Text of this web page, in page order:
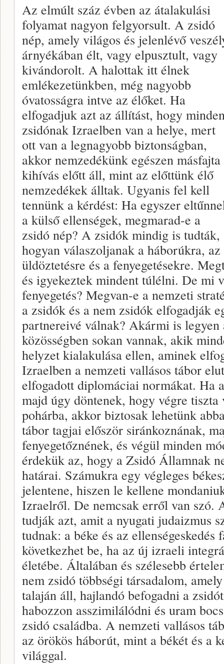
Az elmúlt száz évben az átalakulási
folyamat nagyon felgyorsult. A zsidó
nép, amely világos és jelenlévő
árnyékában élt, vagy elpusztult, vagy
kivándorolt. A halottak itt élnek
emlékezetünkben, még nagyobb
óvatosságra intve az élőket. Ha
elfogadjuk azt az állítást, hogy
zsidónak Izraelben van a helye, mert
ott van a legnagyobb biztonságban,
akkor nemzedékünk egészen másfajta
kihívás előtt áll, mint az előttünk élő
nemzedékek álltak. Ugyanis fel kell
tennünk a kérdést: Ha egyszer
a külső ellenségek, megmarad-e a
zsidó nép? A zsidók mindig is tudták,
hogyan válaszoljanak a háborúkra, az
üldöztetésre és a fenyegetésekre.
és igyekeztek mindent túlélni. De mi
fenyegetés? Megvan-e a nemzeti
a zsidók és a nem zsidók elfogadják
partnereivé válnak? Akármi is legyen
közösségben sokan vannak, akik
helyzet kialakulása ellen, aminek
Izraelben a nemzeti vallásos tábor
elfogadott diplomáciai normákat. Ha
majd úgy döntenek, hogy végre
pohárba, akkor biztosak lehetünk
tábor tagjai először siránkoznának,
fenyegetőznének, és végül minden
érdekük az, hogy a Zsidó Államnak
határai. Számukra egy végleges
jelentene, hiszen le kellene
Izraelről. De nemcsak erről van
tudják azt, amit a nyugati judaizmus
tudnak: a béke és az
következhet be, ha az új izraeli
életébe. Általában és szélesebb
nem zsidó többségi társadalom,
talaján áll, hajlandó befogadni a
habozzon asszimilálódni és uram
zsidó családba. A nemzeti vallásos
az örökös háborút, mint a békét és a
világgal.